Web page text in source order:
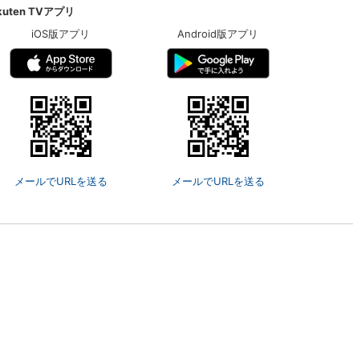
TVアプリ
iOS版アプリ
メールでURLを送る
Android版アプリ
メールでURLを送る